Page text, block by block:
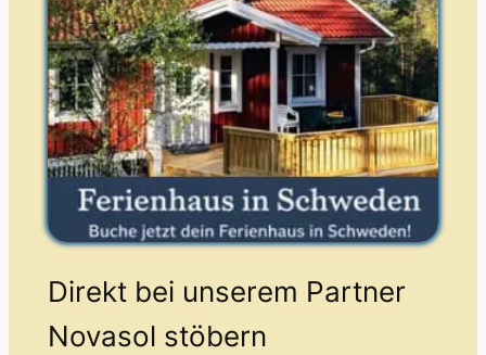
Direkt bei unserem Partner
Novasol stöbern